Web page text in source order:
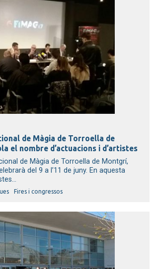
de Màgia de Torroella de
el nombre d’actuacions i d’artistes
de Màgia de Torroella de Montgrí,
del 9 a l’11 de juny. En aquesta
Fires i congressos